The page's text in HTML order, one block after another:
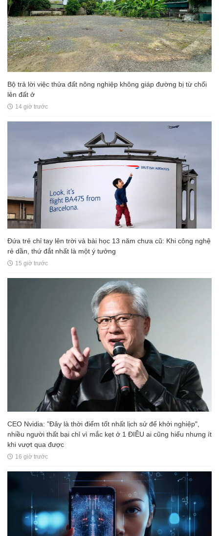
Bộ trả lời việc thửa đất nông nghiệp không giáp đường bị từ chối
lên đất ở
14 giờ trước
Đứa trẻ chỉ tay lên trời và bài học 13 năm chưa cũ: Khi công nghệ
rẻ dần, thứ đắt nhất là một ý tưởng
15 giờ trước
CEO Nvidia: "Đây là thời điểm tốt nhất lịch sử để khởi nghiệp",
nhiều người thất bại chỉ vì mắc kẹt ở 1 ĐIỀU ai cũng hiểu nhưng ít
khi vượt qua được
16 giờ trước